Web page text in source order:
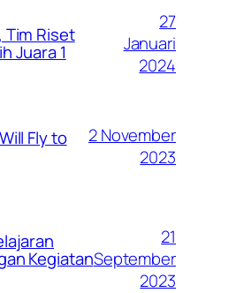
Tim Riset
Juara 1
27
Januari
2024
Fly to
2 November
2023
Kegiatan
21
September
2023